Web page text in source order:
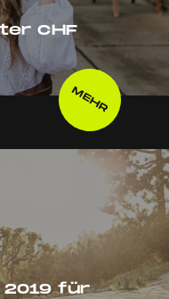
CHF
MEHR
2019 für